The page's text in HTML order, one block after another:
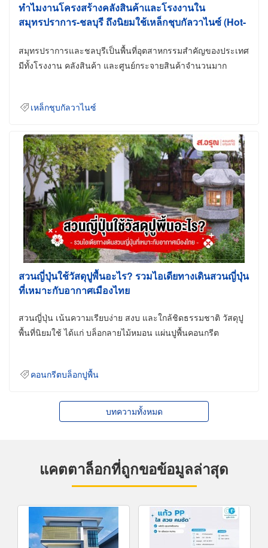
ทำไมงานโครงสร้างคลังสินค้าและโรงงานใน
สมุทรปราการ-ชลบุรี ถึงนิยมใช้เหล็กชุบกัลวาไนซ์ (Hot-
สมุทรปราการและชลบุรีเป็นพื้นที่อุตสาหกรรมสำคัญของประเทศ
มีทั้งโรงงาน คลังสินค้า และศูนย์กระจายสินค้าจำนวนมาก
เหล็กชุบกัลวาไนซ์
สวนญี่ปุ่นใช้วัสดุปูพื้นอะไร? รวมไอเดียทางเดินสวนญี่ปุ่น
ที่เหมาะกับอากาศเมืองไทย
สวนญี่ปุ่น เน้นความเรียบง่าย สงบ และใกล้ชิดธรรมชาติ วัสดุปู
พื้นที่นิยมใช้ ได้แก่ บล็อกลายไม้หมอน แผ่นปูพื้นคอนกรีต
คอนกรีตบล็อกปูพื้น
บทความทั้งหมด
แคตตาล็อกที่ถูกขอข้อมูลล่าสุด